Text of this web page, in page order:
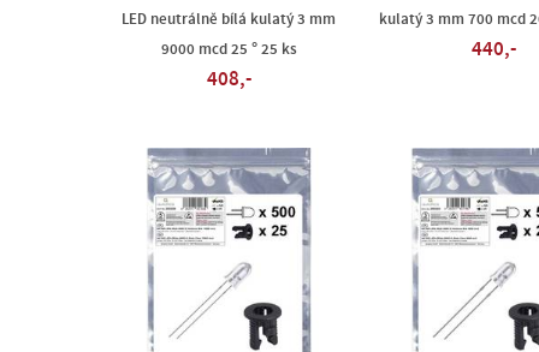
LED neutrálně bílá kulatý 3 mm
9000 mcd 25 ° 25 ks
408,-
kulatý 3 mm 700 mcd
440,-